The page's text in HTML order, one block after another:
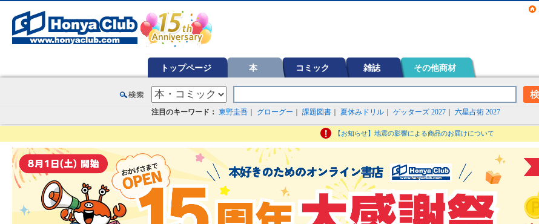
トップページ 本 コミック 雑誌 その他商材
注目のキーワード： 東野圭吾 グローグー 課題図書 夏休みドリル ゲッターズ 2027 六星占術 2027
【お知らせ】地震の影響による商品のお届けについて